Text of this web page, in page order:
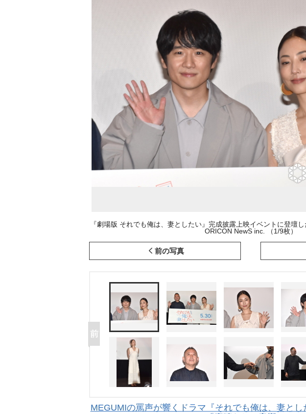
『劇場版 それでも俺は、妻としたい』完成披露上映イベントに登壇
ORICON NewS inc. （1/9枚）
前の写真
MEGUMIの罵声が響くドラマ『それでも俺は、妻と